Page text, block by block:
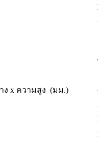
ง x ความสูง (มม.)